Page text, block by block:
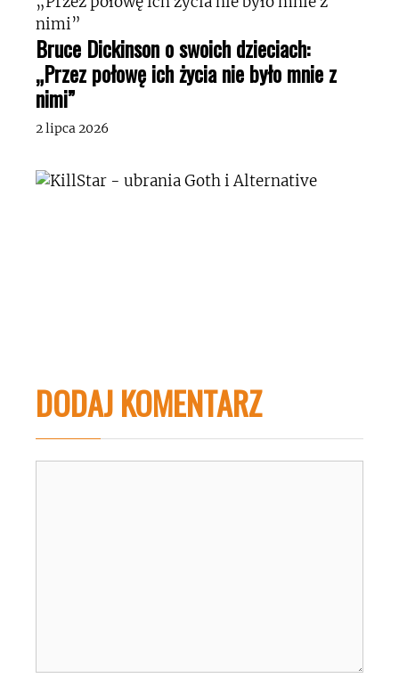
Bruce Dickinson o swoich dzieciach:
„Przez połowę ich życia nie było mnie z
nimi”
2 lipca 2026
DODAJ KOMENTARZ